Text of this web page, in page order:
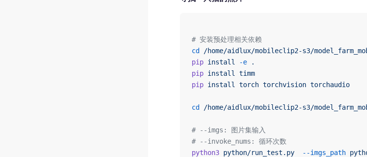
# 安装预处理相关依赖
cd
/home/aidlux/mobileclip2-s3/
pip install -e .
pip install
timm
pip install torch torchvision torchaudio
cd /home/aidlux/mobileclip2-s3/
# --imgs: 图片集输入
# --invoke_nums: 循环次数
python3 python/run_test.py
  --imgs_path